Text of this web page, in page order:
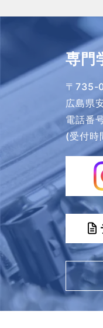
専門
〒735-
広島県
電話番
(受付時